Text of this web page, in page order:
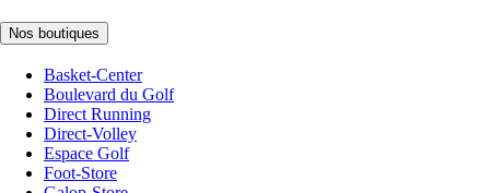
Nos boutiques
Basket-Center
Boulevard du Golf
Direct Running
Direct-Volley
Espace Golf
Foot-Store